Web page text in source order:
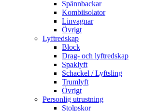
Spännbackar
Kombiisolator
Linvagnar
Övrigt
Lyftredskap
Block
Drag- och lyftredskap
Spaklyft
Schackel / Lyftsling
Trumlyft
Övrigt
Personlig utrustning
Stolpskor